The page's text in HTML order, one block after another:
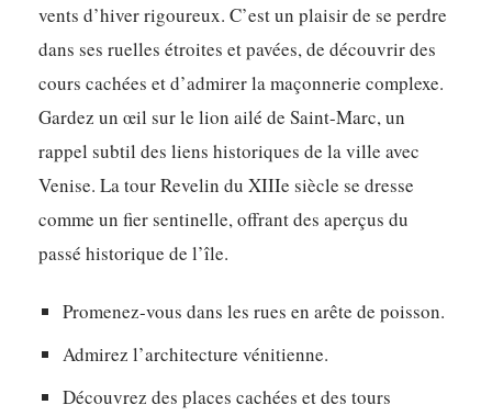
vents d’hiver rigoureux. C’est un plaisir de se perdre
dans ses ruelles étroites et pavées, de découvrir des
cours cachées et d’admirer la maçonnerie complexe.
Gardez un œil sur le lion ailé de Saint-Marc, un
rappel subtil des liens historiques de la ville avec
Venise. La tour Revelin du XIIIe siècle se dresse
comme un fier sentinelle, offrant des aperçus du
passé historique de l’île.
Promenez-vous dans les rues en arête de poisson.
Admirez l’architecture vénitienne.
Découvrez des places cachées et des tours